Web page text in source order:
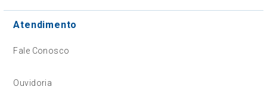
Atendimento
Fale Conosco
Ouvidoria